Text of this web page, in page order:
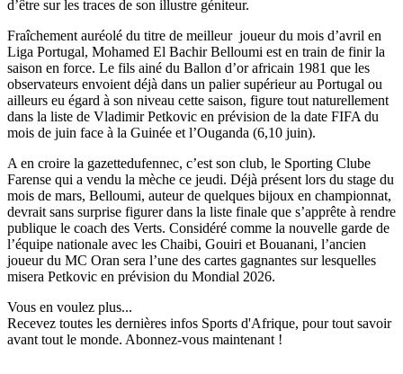
d’être sur les traces de son illustre géniteur.
Fraîchement auréolé du titre de meilleur joueur du mois d’avril en
Liga Portugal, Mohamed El Bachir Belloumi est en train de finir la
saison en force. Le fils ainé du Ballon d’or africain 1981 que les
observateurs envoient déjà dans un palier supérieur au Portugal ou
ailleurs eu égard à son niveau cette saison, figure tout naturellement
dans la liste de Vladimir Petkovic en prévision de la date FIFA du
mois de juin face à la Guinée et l’Ouganda (6,10 juin).
A en croire la gazettedufennec, c’est son club, le Sporting Clube
Farense qui a vendu la mèche ce jeudi. Déjà présent lors du stage du
mois de mars, Belloumi, auteur de quelques bijoux en championnat,
devrait sans surprise figurer dans la liste finale que s’apprête à rendre
publique le coach des Verts. Considéré comme la nouvelle garde de
l’équipe nationale avec les Chaibi, Gouiri et Bouanani, l’ancien
joueur du MC Oran sera l’une des cartes gagnantes sur lesquelles
misera Petkovic en prévision du Mondial 2026.
Vous en voulez plus...
Recevez toutes les dernières infos Sports d'Afrique, pour tout savoir
avant tout le monde. Abonnez-vous maintenant !